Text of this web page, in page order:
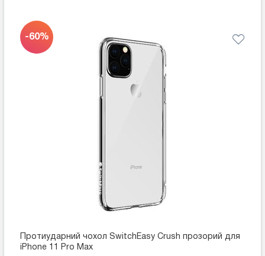
-60%
Протиударний чохол SwitchEasy Crush прозорий для
iPhone 11 Pro Max